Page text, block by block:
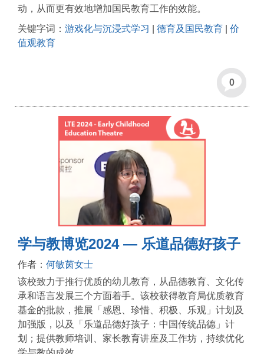
动，从而更有效地增加国民教育工作的效能。
关键字词： 游戏化与沉浸式学习 德育及国民教育
价
值观教育
0
学与教博览2024 — 乐道品德好孩子
作者： 何敏茵女士
该校致力于推行优质的幼儿教育，从品德教育、文化传
承和语言发展三个方面着手。该校获得教育局优质教育
基金的批款，推展「感恩、珍惜、积极、乐观」计划及
加强版，以及「乐道品德好孩子：中国传统品德」计
划；提供教师培训、家长教育讲座及工作坊，持续优化